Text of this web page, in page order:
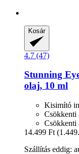
Kosár
4.7 (47)
Stunning
olaj, 10 ml
Kisimító
Csökkenti
Csökkenti
14.499 Ft
Szállítás eddig: